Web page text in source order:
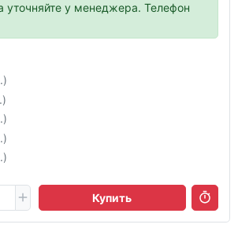
уточняйте у менеджера. Телефон
Купить